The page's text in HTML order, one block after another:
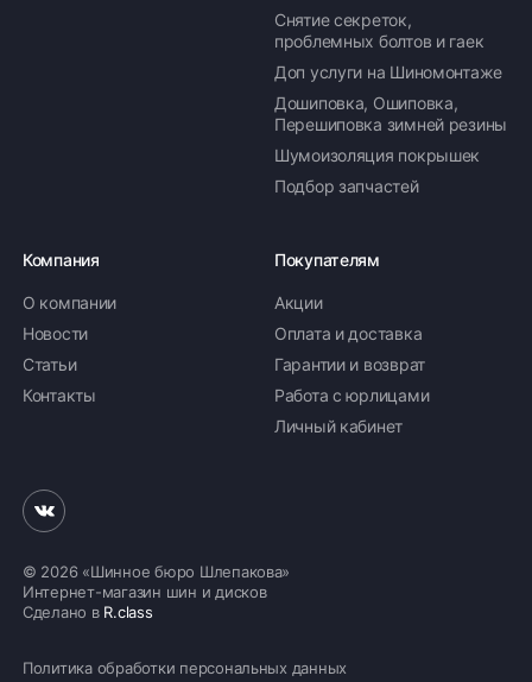
Снятие секреток,
проблемных болтов и гаек
Доп услуги на Шиномонтаже
Дошиповка, Ошиповка,
Перешиповка зимней резины
Шумоизоляция покрышек
Подбор запчастей
Компания
О компании
Новости
Статьи
Контакты
Покупателям
Акции
Оплата и доставка
Гарантии и возврат
Работа с юрлицами
Личный кабинет
© 2026 «Шинное бюро Шлепакова»
Интернет-магазин шин и дисков
Сделано в R.class
Политика обработки персональных данных